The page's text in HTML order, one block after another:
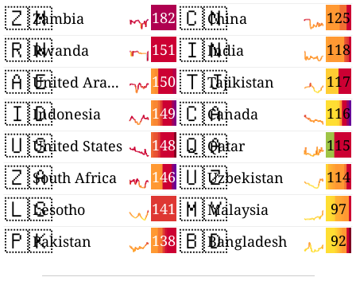
🇿🇲 182
Zambia
🇷🇼 151
Rwanda
🇦🇪 150
United Arab Emirates
🇮🇩 149
Indonesia
🇺🇸 148
United States
🇿🇦 146
South Africa
🇱🇸 141
Lesotho
🇵🇰 138
Pakistan
🇨🇳 125
China
🇮🇳 118
India
🇹🇯 117
Tajikistan
🇨🇦 116
Canada
🇶🇦 115
Qatar
🇺🇿 114
Uzbekistan
🇲🇾 97
Malaysia
🇧🇩 92
Bangladesh